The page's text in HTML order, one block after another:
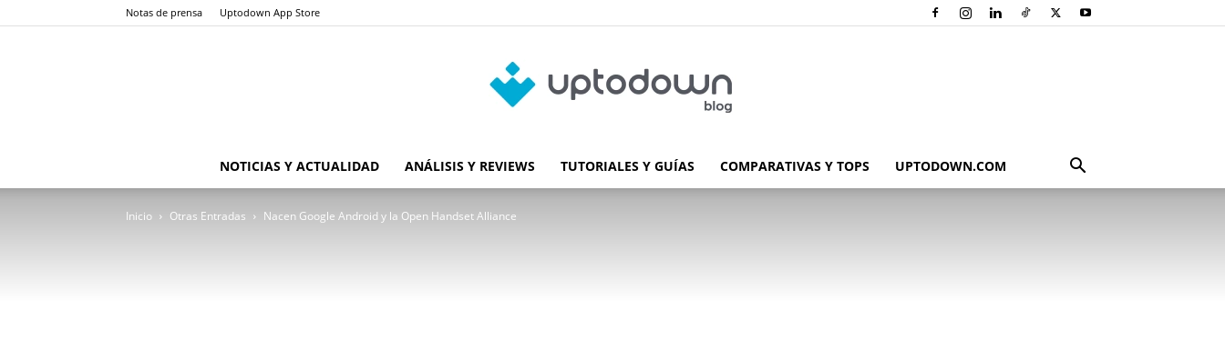
Notas de prensa Uptodown App Store
Blog
NOTICIAS Y ACTUALIDAD ANÁLISIS Y REVIEWS TUTORIALES Y GUÍAS COMPARATIVAS Y TOPS UPTODOWN.COM
Inicio Otras Entradas Nacen Google Android y la Open Handset Alliance